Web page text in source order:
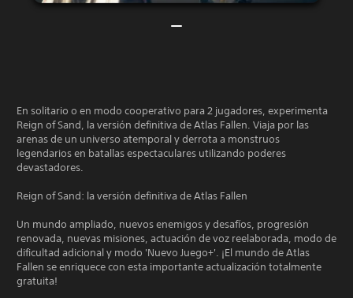
En solitario o en modo cooperativo para 2 jugadores, experimenta
Reign of Sand, la versión definitiva de Atlas Fallen. Viaja por las
arenas de un universo atemporal y derrota a monstruos
legendarios en batallas espectaculares utilizando poderes
devastadores.
Reign of Sand: la versión definitiva de Atlas Fallen
Un mundo ampliado, nuevos enemigos y desafíos, progresión
renovada, nuevas misiones, actuación de voz reelaborada, modo de
dificultad adicional y modo 'Nuevo Juego+'. ¡El mundo de Atlas
Fallen se enriquece con esta importante actualización totalmente
gratuita!